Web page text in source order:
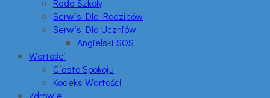
Rada Szkoły
Serwis Dla Rodziców
Serwis Dla Uczniów
Angielski SOS
Wartości
Ciasto Spokoju
Kodeks Wartości
Zdrowie